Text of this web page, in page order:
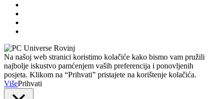
Na našoj web stranici koristimo kolačiće kako bismo vam pružili
najbolje iskustvo pamćenjem vaših preferencija i ponovljenih
posjeta. Klikom na “Prihvati” pristajete na korištenje kolačića.
VišePrihvati